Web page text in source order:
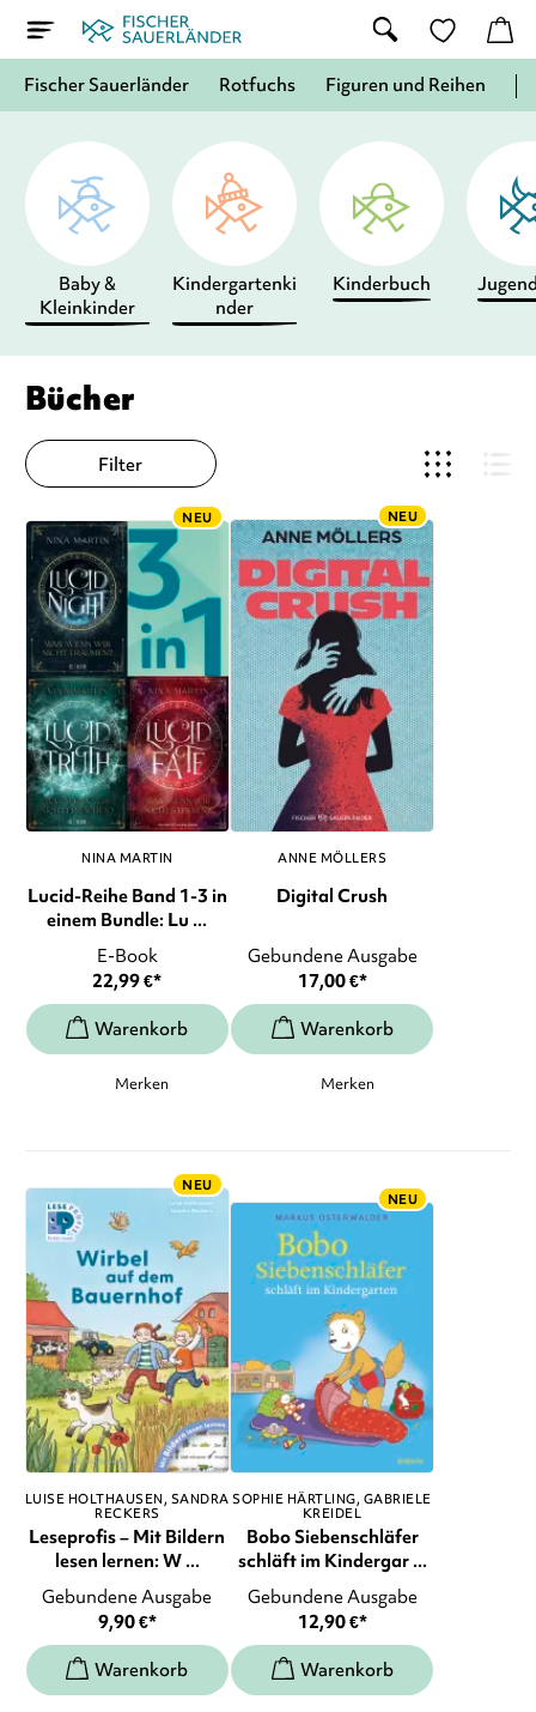
Fischer Sauerländer Rotfuchs Figuren und Reihen
Bücher
Baby &
Kleinkinder
Kindergartenki
nder
Kinderbuch
Filter
NEU
NINA MARTIN
Lucid-Reihe Band 1-3 in
einem Bundle: Lu ...
E-Book
22,99€*
Merken
NEU
ANNE MÖLLERS
Digital Crush
Gebundene Ausgabe
17,00€*
Merken
NEU
LUISE HOLTHAUSEN SANDRA
RECKERS
Leseprofis – Mit Bildern
lesen lernen: W ...
Gebundene Ausgabe
9,90€*
NEU
SOPHIE HÄRTLING GABRIELE
KREIDEL
Bobo Siebenschläfer
schläft im Kindergar ...
Gebundene Ausgabe
12,90€*